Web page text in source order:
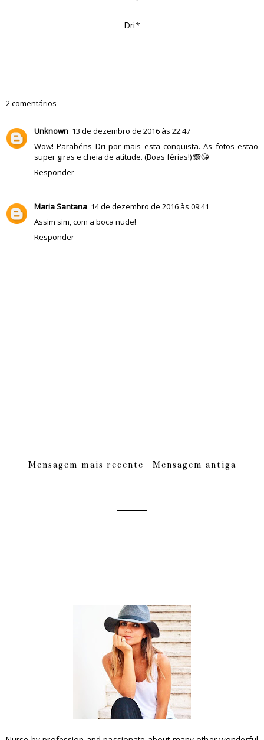
Dri*
2 comentários
Unknown 13 de dezembro de 2016 às 22:47
Wow! Parabéns Dri por mais esta conquista. As fotos estão
super giras e cheia de atitude. (Boas férias!) 🙈😘
Responder
Maria Santana 14 de dezembro de 2016 às 09:41
Assim sim, com a boca nude!
Responder
Mensagem mais recente Mensagem antiga